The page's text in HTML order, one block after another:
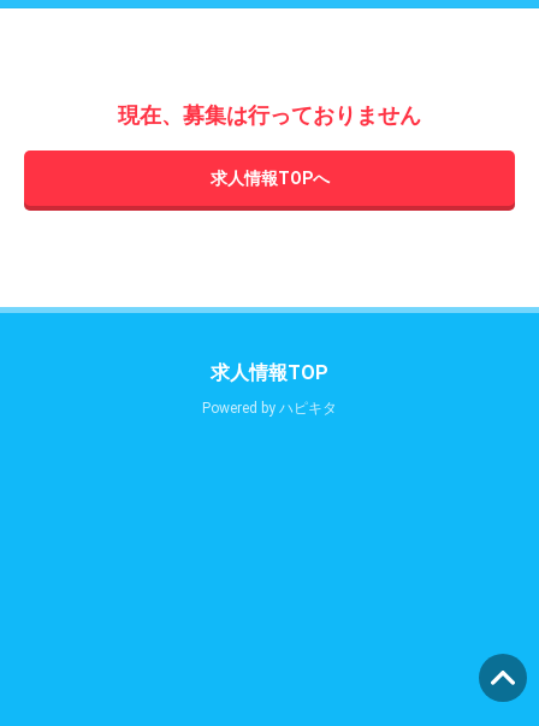
現在、募集は行っておりません
求人情報TOPへ
求人情報TOP
Powered by ハピキタ